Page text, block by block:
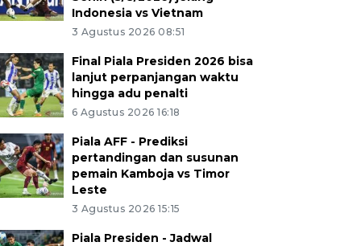
Indonesia vs Vietnam
3 Agustus 2026 08:51
Final Piala Presiden 2026 bisa
lanjut perpanjangan waktu
hingga adu penalti
6 Agustus 2026 16:18
Piala AFF - Prediksi
pertandingan dan susunan
pemain Kamboja vs Timor
Leste
3 Agustus 2026 15:15
Piala Presiden - Jadwal